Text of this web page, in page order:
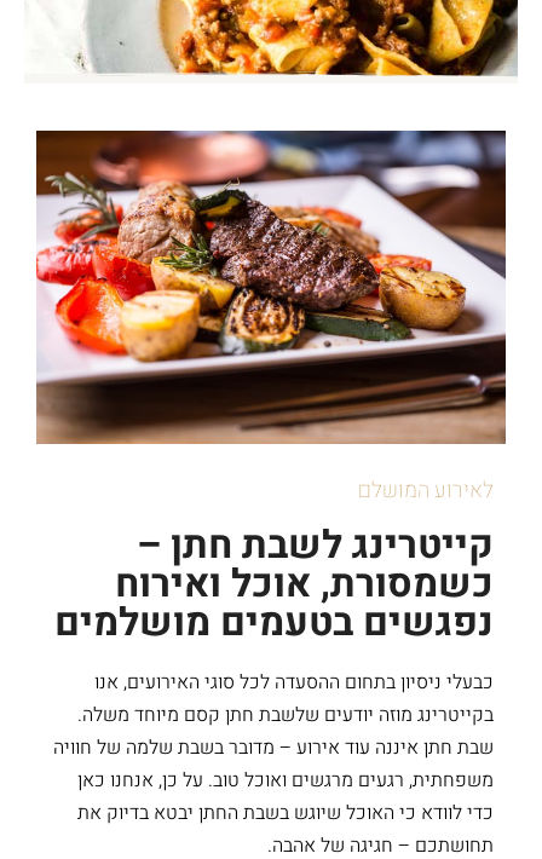
לאירוע המושלם
קייטרינג לשבת חתן –
כשמסורת, אוכל ואירוח
נפגשים בטעמים מושלמים
כבעלי ניסיון בתחום ההסעדה לכל סוגי האירועים, אנו
בקייטרינג מוזה יודעים שלשבת חתן קסם מיוחד משלה.
שבת חתן איננה עוד אירוע – מדובר בשבת שלמה של חוויה
משפחתית, רגעים מרגשים ואוכל טוב. על כן, אנחנו כאן
כדי לוודא כי האוכל שיוגש בשבת החתן יבטא בדיוק את
תחושתכם – חגיגה של אהבה.